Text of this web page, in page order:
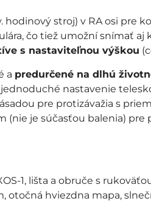
hodinový stroj) v RA osi pre
čo tiež umožní snímať aj
s nastaviteľnou výškou
a predurčené na dlhú
nastavenie
pre protizávažia s
(nie je súčasťou balenia) pre
1, lišta a obruče s
hviezdna mapa,